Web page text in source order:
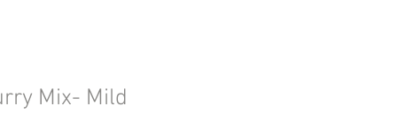
Mix- Mild